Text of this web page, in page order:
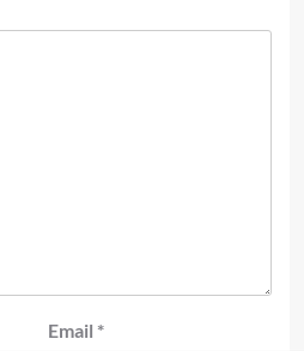
Email *